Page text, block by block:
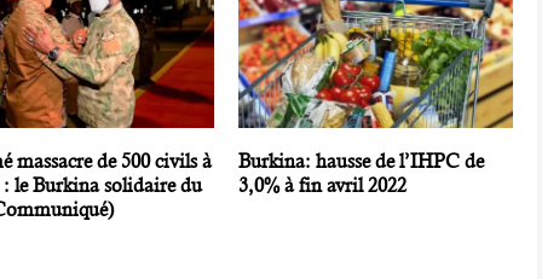
massacre de 500 civils à
le Burkina solidaire du
Burkina: hausse de l’IHPC de
3,0% à fin avril 2022